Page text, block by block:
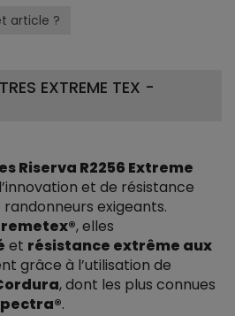
article ?
EXTREME TEX -
Riserva R2256 Extreme
et de résistance
exigeants.
, elles
et résistance extrême aux
grâce à l’utilisation de
, dont les plus connues
.